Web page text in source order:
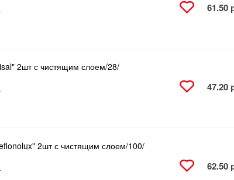
61.50
2шт с чистящим слоем/28/
47.20
2шт с чистящим слоем/100/
62.50